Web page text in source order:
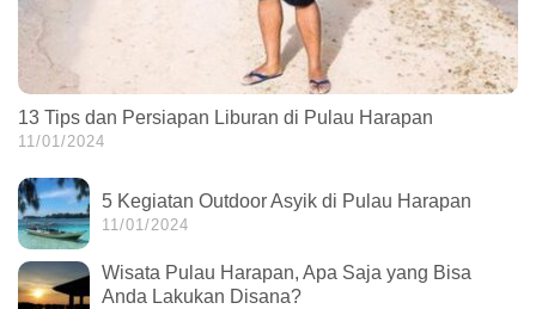
13 Tips dan Persiapan Liburan di Pulau Harapan
11/01/2024
5 Kegiatan Outdoor Asyik di Pulau Harapan
11/01/2024
Wisata Pulau Harapan, Apa Saja yang Bisa
Anda Lakukan Disana?